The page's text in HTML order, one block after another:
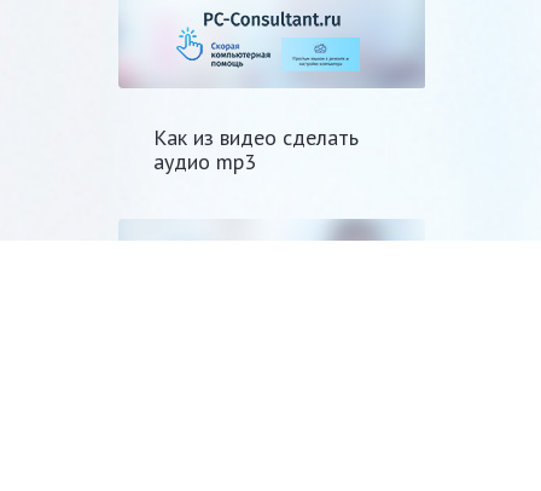
Как из видео сделать
аудио mp3